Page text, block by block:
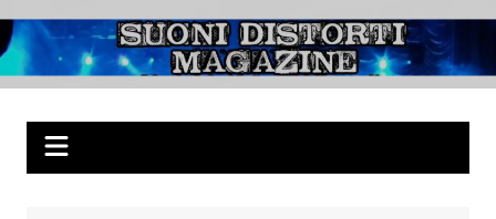
al
contenuto
Suoni Distorti
Magazine
Musica Rock, Metal, Punk e varie sonorità alternative